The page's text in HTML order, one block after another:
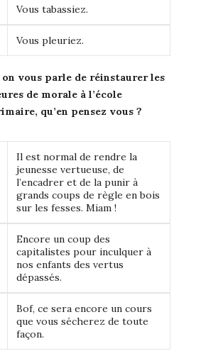
Vous tabassiez.
Vous pleuriez.
on vous parle de réinstaurer les
de morale à l’école
qu’en pensez vous ?
Il est normal de rendre la
jeunesse vertueuse, de
l’encadrer et de la punir à
grands coups de règle en bois
sur les fesses. Miam !
Encore un coup des
capitalistes pour inculquer à
nos enfants des vertus
dépassés.
Bof, ce sera encore un cours
que vous sécherez de toute
façon.